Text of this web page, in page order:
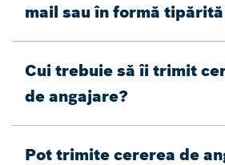
mail sau în formă
Cui trebuie să îi trimit
de angajare?
Pot trimite cererea de